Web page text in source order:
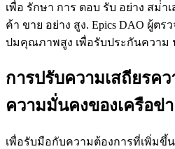
เพื่อ รักษา การ ตอบ รับ อย่าง สม่ํา
ค้า ขาย อย่าง สูง. Epics DAO ผู้ต
ปมคุณภาพสูง เพื่อรับประกันความ
การปรับความเสถียรค
ความมั่นคงของเครือข่
เพื่อรับมือกับความต้องการที่เพิ่มขึ้